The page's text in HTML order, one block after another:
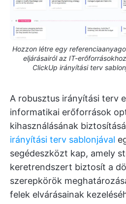
Hozzon létre egy
eljárásairól az IT-
ClickUp irányítási terv
A robusztus irányítási terv
informatikai erőforrások
kihasználásának
irányítási terv sablonjával
segédeszközt kap, amely
keretrendszert biztosít a
szerepkörök
felek elvárásainak